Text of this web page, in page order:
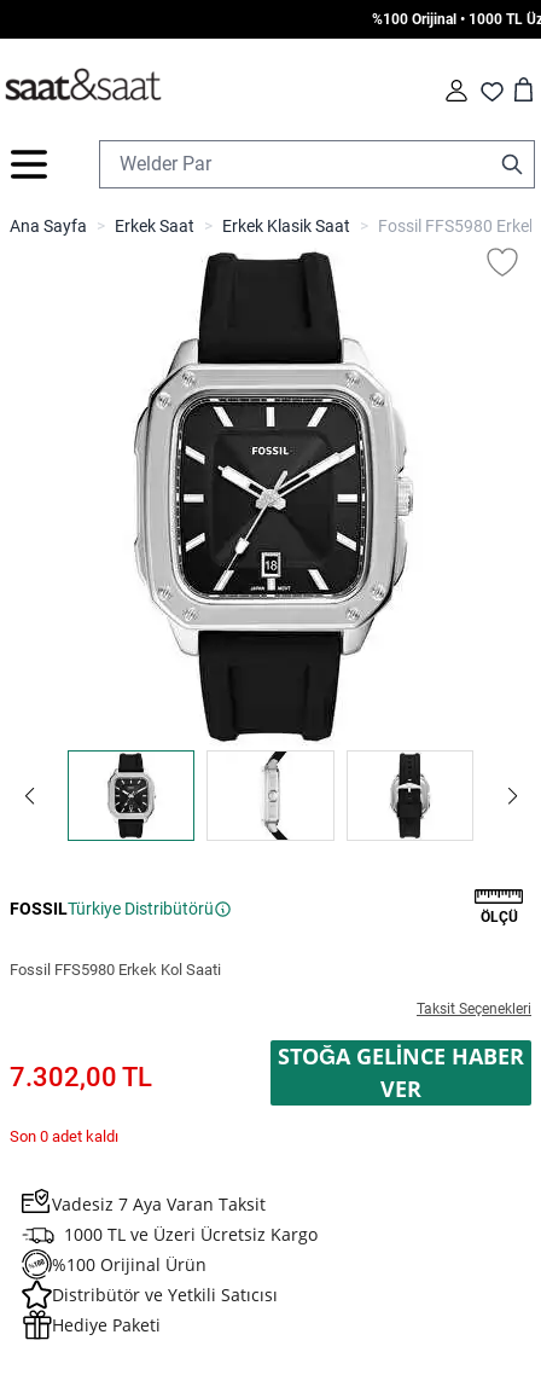
%100 Orijinal • 1000 TL
Fav Cart
İçeriğe geç
Ana Sayfa > Erkek Saat > Erkek Klasik Saat > Fossil FFS5980
FOSSILTürkiye Distribütörü ÖLÇÜ
Fossil FFS5980 Erkek Kol Saati
Taksit Seçenekleri
7.302,00 TL
STOĞA GELINCE HABER
VER
Son 0 adet kaldı
Vadesiz 7 Aya Varan Taksit
1000 TL ve Üzeri Ücretsiz Kargo
%100 Orijinal Ürün
Distribütör ve Yetkili Satıcısı
Hediye Paketi